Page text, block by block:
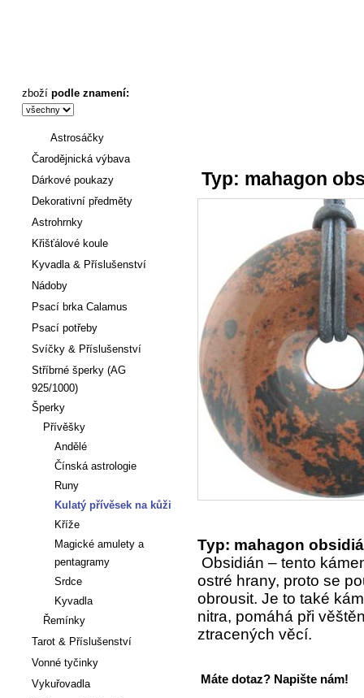
zboží podle znamení:
Typ: mahagon
Typ: mahagon
Obsidián – tento
ostré hrany, proto se
obrousit. Je to také
nitra, pomáhá při
ztracených věcí.
Máte dotaz? Napište nám!
Astrosáčky
Čarodějnická výbava
Dárkové poukazy
Dekorativní předměty
Astrohrnky
Křišťálové koule
Kyvadla & Příslušenství
Nádoby
Psací brka Calamus
Psací potřeby
Svíčky & Příslušenství
Stříbrné šperky (AG
925/1000)
Šperky
Přívěšky
Andělé
Čínská astrologie
Runy
Kulatý přívěsek na kůži
Kříže
Magické amulety a
pentagramy
Srdce
Kyvadla
Řemínky
Tarot & Příslušenství
Vonné tyčinky
Vykuřovadla